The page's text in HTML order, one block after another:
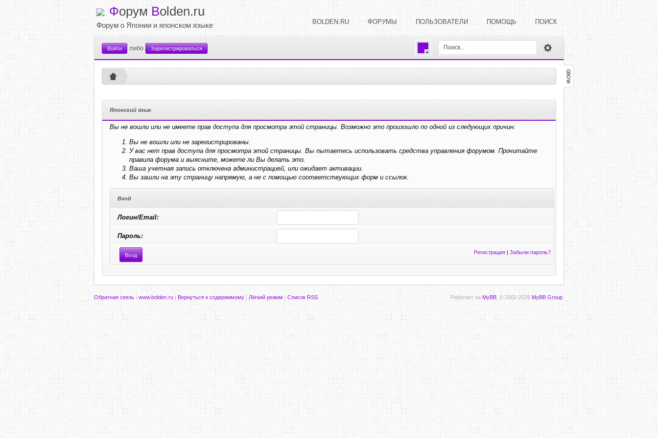
Форум Bolden.ru
Форум о Японии и японском языке BOLDEN.RU ФОРУМЫ ПОЛЬЗОВАТЕЛИ ПОМОЩЬ ПОИСК
Войти либо Зарегистрироваться
Японский язык
Вы не вошли или не имеете прав доступа для просмотра этой страницы. Возможно это произошло по одной из следующих причин:
Вы не вошли или не зарегистрированы.
У вас нет прав доступа для просмотра этой страницы. Вы пытаетесь использовать средства управления форумом. Прочитайте
правила форума и выясните, можете ли Вы делать это.
Ваша учетная запись отключена администрацией, или ожидает активации.
Вы зашли на эту страницу напрямую, а не с помощью соответствующих форм и ссылок.
Вход
Логин/Email:
Пароль:
Регистрация | Забыли пароль?
Обратная связь | www.bolden.ru | Вернуться к содержимому|Лёгкий режим| Список RSS Работает на MyBB , © 2002-2026 MyBB Group.